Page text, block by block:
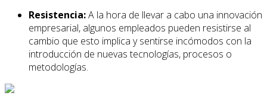
Resistencia:A la hora de llevar a cabo una innovación
empresarial, algunos empleados pueden resistirse al
cambio que esto implica y sentirse incómodos con la
introducción de nuevas tecnologías, procesos o
metodologías.